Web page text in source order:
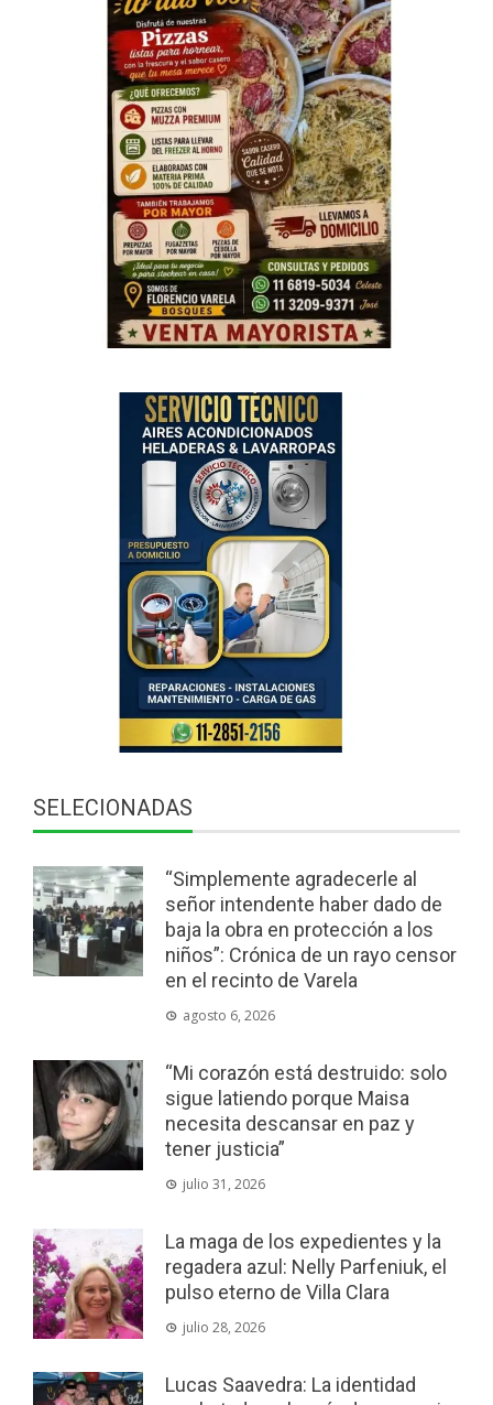
SELECIONADAS
“Simplemente agradecerle al
señor intendente haber dado de
baja la obra en protección a los
niños”: Crónica de un rayo censor
en el recinto de Varela
agosto 6, 2026
“Mi corazón está destruido: solo
sigue latiendo porque Maisa
necesita descansar en paz y
tener justicia”
julio 31, 2026
La maga de los expedientes y la
regadera azul: Nelly Parfeniuk, el
pulso eterno de Villa Clara
julio 28, 2026
Lucas Saavedra: La identidad